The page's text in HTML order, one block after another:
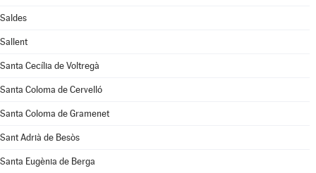
Saldes
Sallent
Santa Cecília de Voltregà
Santa Coloma de Cervelló
Santa Coloma de Gramenet
Sant Adrià de Besòs
Santa Eugènia de Berga